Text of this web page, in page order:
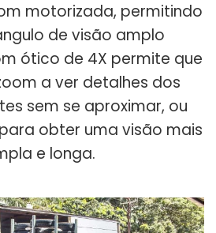
motorizada, permitindo
de visão amplo
ótico de 4X permite que
a ver detalhes dos
sem se aproximar, ou
obter uma visão mais
e longa.